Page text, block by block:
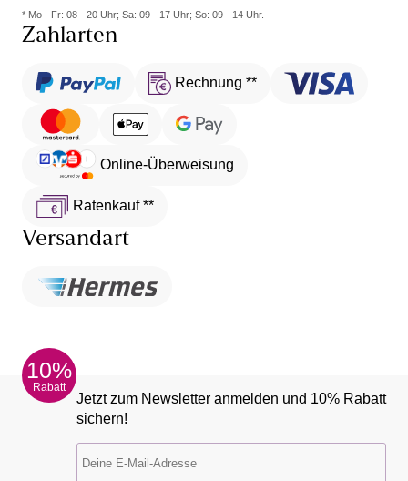
* Mo - Fr: 08 - 20 Uhr; Sa: 09 - 17 Uhr; So: 09 - 14 Uhr.
Zahlarten
Rechnung **
Online-Überweisung
Ratenkauf **
Versandart
10%
Rabatt
Jetzt zum Newsletter anmelden und 10% Rabatt
sichern!